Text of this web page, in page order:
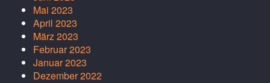
Mai 2023
April 2023
März 2023
Februar 2023
Januar 2023
Dezember 2022